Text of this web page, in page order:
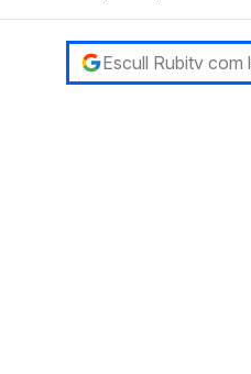
Escull Rubitv